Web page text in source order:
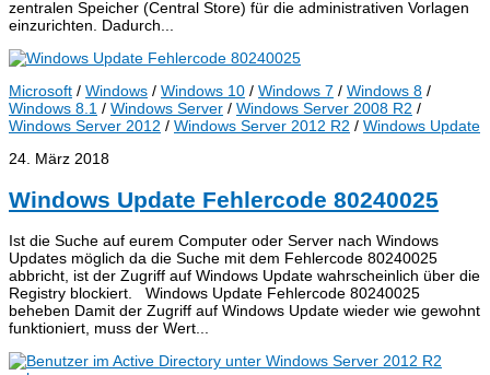
zentralen Speicher (Central Store) für die administrativen Vorlagen
einzurichten. Dadurch...
Microsoft / Windows / Windows 10 / Windows 7 / Windows 8 /
Windows 8.1 / Windows Server / Windows Server 2008 R2 /
Windows Server 2012 / Windows Server 2012 R2 / Windows Update
24. März 2018
Windows Update Fehlercode 80240025
Ist die Suche auf eurem Computer oder Server nach Windows
Updates möglich da die Suche mit dem Fehlercode 80240025
abbricht, ist der Zugriff auf Windows Update wahrscheinlich über die
Registry blockiert. Windows Update Fehlercode 80240025
beheben Damit der Zugriff auf Windows Update wieder wie gewohnt
funktioniert, muss der Wert...